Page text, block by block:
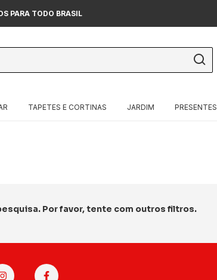
PARA TODO BRASIL
TAPETES E CORTINAS JARDIM PRESENTES
Por favor, tente com outros filtros.